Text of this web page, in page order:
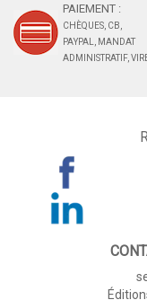
PAIEMENT :
CHÈQUES, CB,
PAYPAL, MANDAT
ADMINISTRATIF,